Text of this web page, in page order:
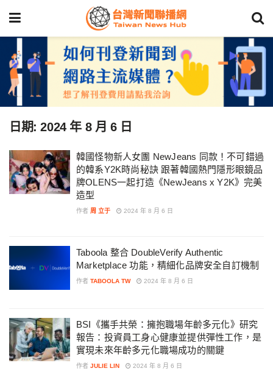
日期:2024 年 8 月 6 日
韓國怪物新人女團 NewJeans 同款！不可錯過
的韓系Y2K時尚秘訣 跟著韓國熱門隱形眼鏡品
牌OLENS一起打造《NewJeans x Y2K》完美
造型
作者 周 立于 2024 年 8 月 6 日
Taboola 整合 DoubleVerify Authentic
Marketplace 功能，精細化品牌安全自訂機制
作者 TABOOLA TW 2024 年 8 月 6 日
BSI《攜手共榮：擁抱職場年齡多元化》研究
報告：投資員工身心健康並提供彈性工作，是
實現未來年齡多元化職場成功的關鍵
作者 JULIE LIN 2024 年 8 月 6 日